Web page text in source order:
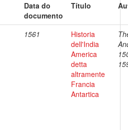
Data do
documento
Título
1561
Historia
dell'India
America
detta
altramente
Francia
Antartica